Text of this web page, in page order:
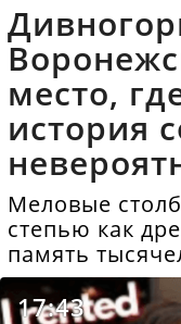
место,
история
Меловые
степью как
память
17:43